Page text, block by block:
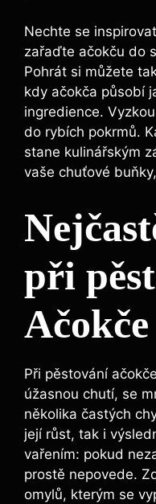
Nechte se
zařaďte ačokču do
Pohrát si můžete
kdy ačokča působí
ingredience.
do rybích pokrmů.
stane kulinářským
vaše chuťové
při
Ačokče
Při pěstování
úžasnou chutí, se
několika častých
její růst, tak i
vařením: pokud
prostě nepovede.
omylů, kterým se